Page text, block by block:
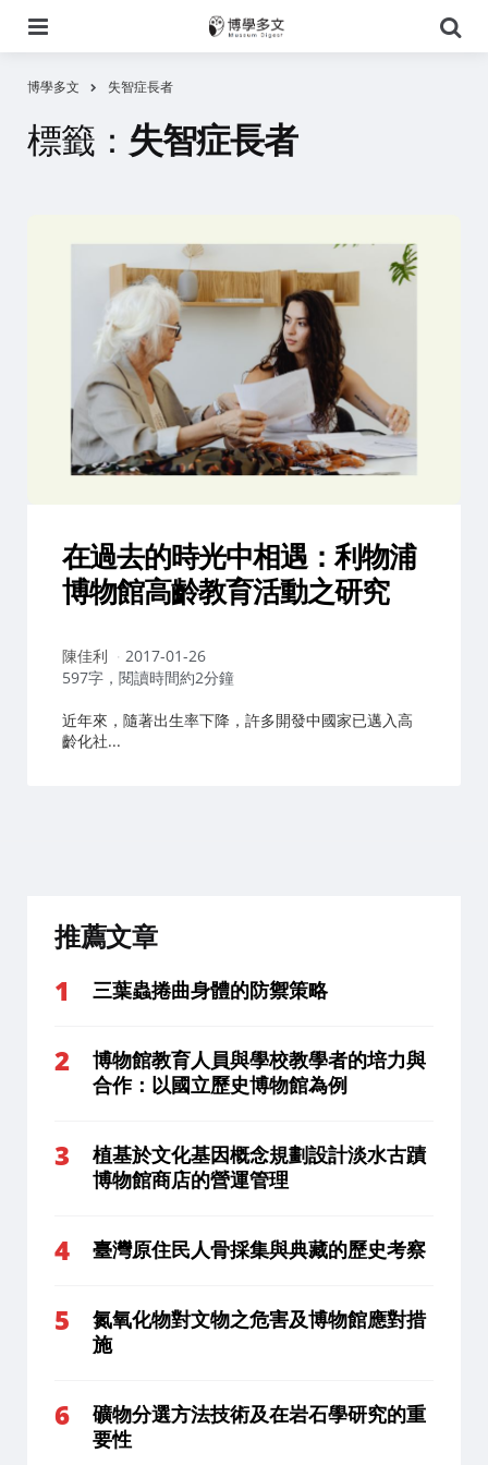
尋
博學多文 失智症長者
標籤： 失智症長者
在過去的時光中相遇：利物浦
博物館高齡教育活動之研究
作
者：
陳佳利
2017-01-26
597字，閱讀時間約2分鐘
近年來，隨著出生率下降，許多開發中國家已邁入高
齡化社...
推薦文章
三葉蟲捲曲身體的防禦策略
博物館教育人員與學校教學者的培力與
合作：以國立歷史博物館為例
植基於文化基因概念規劃設計淡水古蹟
博物館商店的營運管理
臺灣原住民人骨採集與典藏的歷史考察
氮氧化物對文物之危害及博物館應對措
施
礦物分選方法技術及在岩石學研究的重
要性